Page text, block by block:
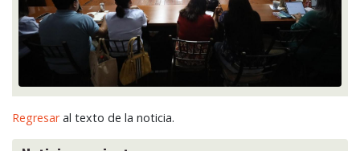
Regresaral texto de la noticia.